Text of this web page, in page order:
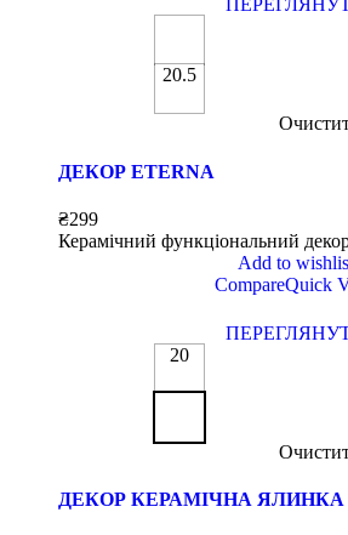
20.5
ДЕКОР ETERNA
₴299
Керамічний функціональний
Add to
CompareQuick
20
ДЕКОР КЕРАМІЧНА ЯЛИНКА